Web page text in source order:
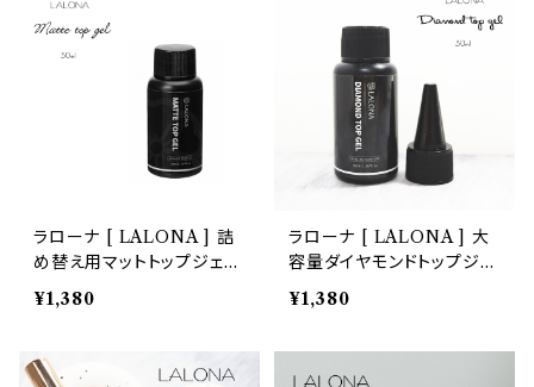
ラローナ [ LALONA ] 詰
め替え用マットトップジェル
( 30ml ) ポリッシュ / ジェ
ルネイル /トップ/レジントッ
プ / セルフ/艶出し
¥1,380
ラローナ [ LALONA ] 大
容量ダイヤモンドトップジェ
ル ( 30ml ) ポリッシュ / ジ
ェルネイル /トップ/レジント
¥1,380